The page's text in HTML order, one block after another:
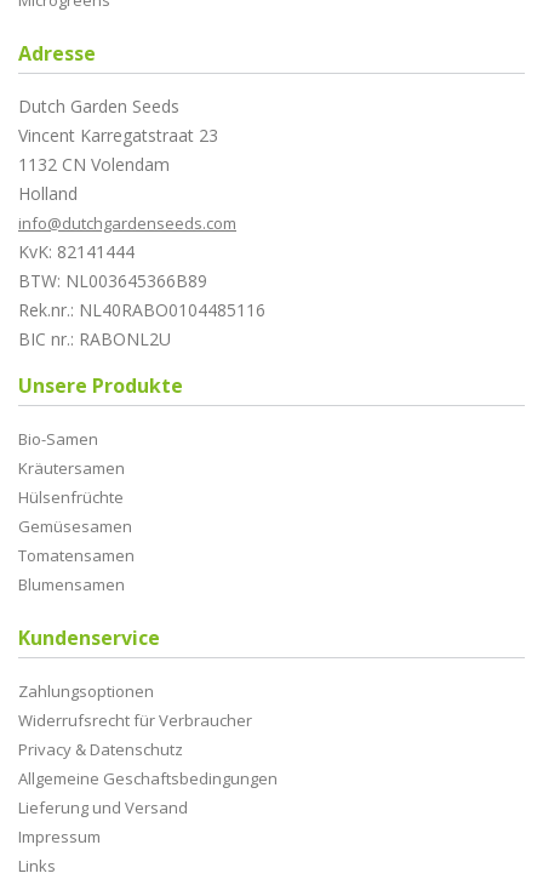
Adresse
Dutch Garden Seeds
Vincent Karregatstraat 23
1132 CN Volendam
Holland
info@dutchgardenseeds.com
KvK: 82141444
BTW: NL003645366B89
Rek.nr.: NL40RABO0104485116
BIC nr.: RABONL2U
Unsere Produkte
Bio-Samen
Kräutersamen
Hülsenfrüchte
Gemüsesamen
Tomatensamen
Blumensamen
Kundenservice
Zahlungsoptionen
Widerrufsrecht für Verbraucher
Privacy & Datenschutz
Allgemeine Geschaftsbedingungen
Lieferung und Versand
Impressum
Links